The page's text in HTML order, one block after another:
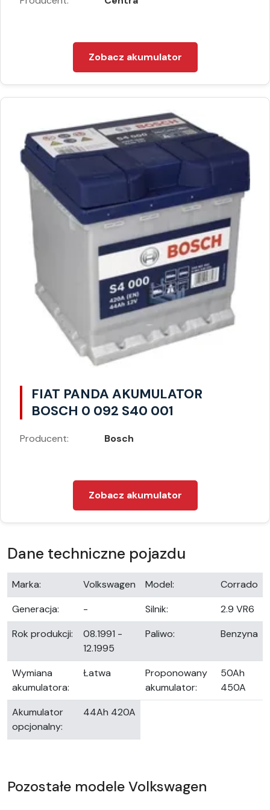
Zobacz akumulator
FIAT PANDA AKUMULATOR
BOSCH 0 092 S40 001
Producent: Bosch
Zobacz akumulator
Dane techniczne pojazdu
Marka: Volkswagen Model:
Corrado
Generacja:
- Silnik:
2.9 VR6
Rok produkcji:
08.1991 -
12.1995
Paliwo: Benzyna
Wymiana
akumulatora:
Łatwa
Proponowany
akumulator:
50Ah
450A
Akumulator
opcjonalny:
44Ah 420A
Pozostałe modele Volkswagen